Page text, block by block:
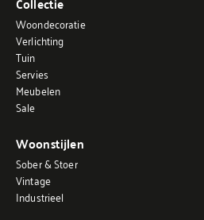
Woondecoratie
Verlichting
Tuin
Servies
Meubelen
Sale
Woonstijlen
Sober & Stoer
Vintage
Industrieel